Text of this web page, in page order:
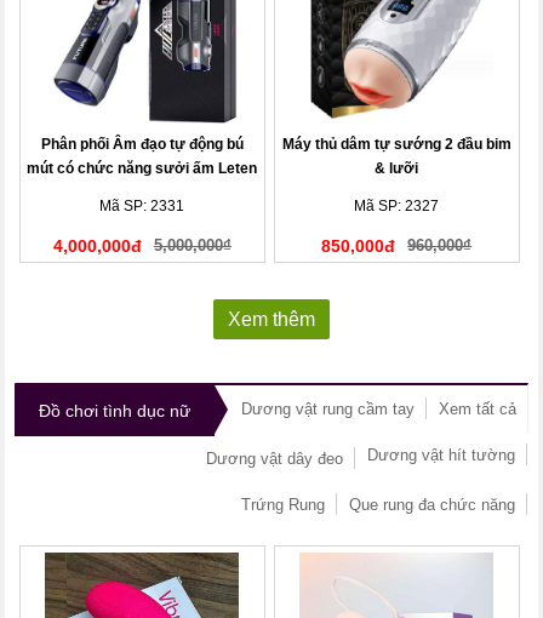
Phân phối Âm đạo tự động bú
mút có chức năng sưởi ấm Leten
Mã SP: 2331
4,000,000đ 5,000,000₫
Máy thủ dâm tự sướng 2 đầu bim
& lưỡi
Mã SP: 2327
850,000đ 960,000₫
Xem thêm
Đồ chơi tình dục nữ Xem tất cả
Dương vật rung cầm tay
Dương vật hít tường
Dương vật dây đeo
Que rung đa chức năng
Trứng Rung